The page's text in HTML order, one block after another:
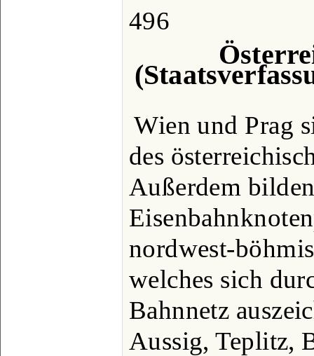
496
Wien und Prag
des
Außerdem
nordwest-
welches sich
Bahnnetz
Aussig, Teplitz,